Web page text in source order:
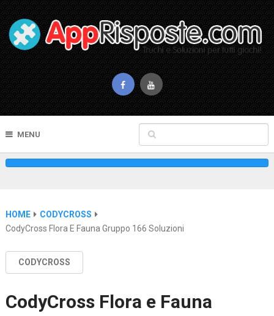
MENU
HOME
CODYCROSS
CodyCross Flora E Fauna Gruppo 166 Soluzioni
CODYCROSS
CodyCross Flora e Fauna